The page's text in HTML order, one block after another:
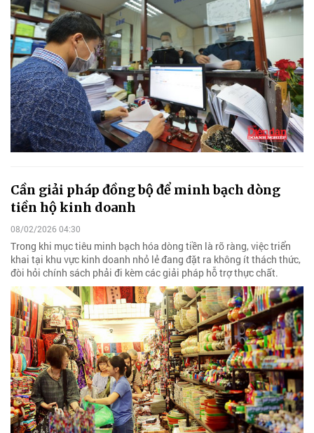
Cần giải pháp đồng bộ để minh bạch dòng
tiền hộ kinh doanh
08/02/2026 04:30
Trong khi mục tiêu minh bạch hóa dòng tiền là rõ ràng, việc triển
khai tại khu vực kinh doanh nhỏ lẻ đang đặt ra không ít thách thức,
đòi hỏi chính sách phải đi kèm các giải pháp hỗ trợ thực chất.